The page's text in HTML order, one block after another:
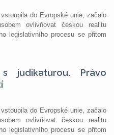
do Evropské unie, začalo
ovlivňovat českou realitu
legislativního procesu se přitom
judikaturou. Právo
do Evropské unie, začalo
ovlivňovat českou realitu
legislativního procesu se přitom